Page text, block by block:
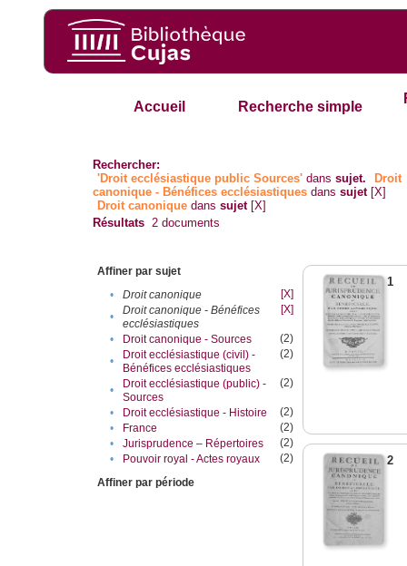
Accueil Recherche simple
Rechercher:
'Droit ecclésiastique public Sources' danssujet.
Droit
canonique - Bénéfices ecclésiastiques danssujet [X]
Droit canonique danssujet [X]
Résultats 2 documents
Affiner par sujet
•
Droit canonique
[X]
•
Droit canonique - Bénéfices
ecclésiastiques
[X]
• Droit canonique - Sources
(2)
•
Droit ecclésiastique (civil) -
Bénéfices ecclésiastiques
(2)
•
Droit ecclésiastique (public) -
Sources
(2)
• Droit ecclésiastique - Histoire
(2)
•
France
(2)
•
Jurisprudence – Répertoires
(2)
•
Pouvoir royal - Actes royaux
(2)
Affiner par période
1
2